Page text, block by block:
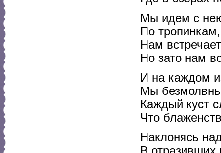
Мы идем с
По
Нам
Но зато нам
И на каждом
Мы
Каждый куст
Что
Наклонясь